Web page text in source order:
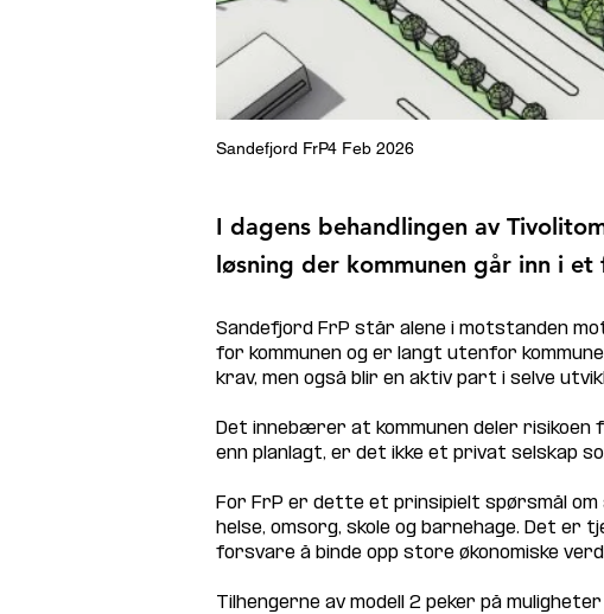
Sandefjord FrP4 Feb 2026
I dagens behandlingen av
løsning der kommunen går inn i
Sandefjord FrP står alene i motstanden
for kommunen og er langt utenfor
krav, men også blir en aktiv part i selve
Det innebærer at kommunen deler
enn planlagt, er det ikke et privat selskap
For FrP er dette et prinsipielt spørsmål om
helse, omsorg, skole og barnehage. Det er
forsvare å binde opp store økonomiske
Tilhengerne av modell 2 peker på